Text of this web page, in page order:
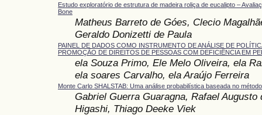
Estudo exploratório de estrutura de madeira roliça de eucalipto –
Bone
Matheus Barreto de Góes, Clecio
Geraldo Donizetti de Paula
PAINEL DE DADOS COMO INSTRUMENTO DE ANÁLISE DE
PROMOÇÃO DE DIREITOS DE PESSOAS COM DEFICIÊNCIA EM
ela Souza Primo, Ele Melo Oliveira, ela
ela soares Carvalho, ela Araújo Ferreira
Monte Carlo SHALSTAB: Uma análise probabilística baseada no
Gabriel Guerra Guaragna, Rafael Augusto
Higashi, Thiago Deeke Viek